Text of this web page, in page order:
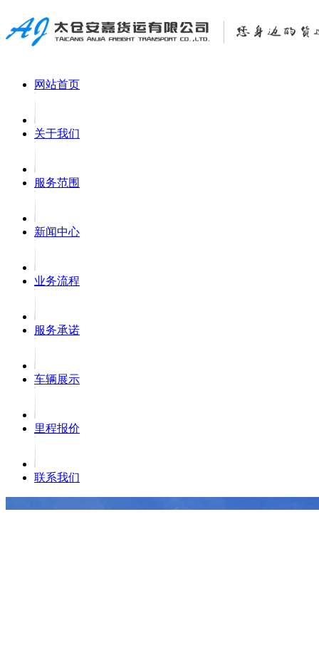
网站首页
关于我们
服务范围
新闻中心
业务流程
服务承诺
车辆展示
里程报价
联系我们